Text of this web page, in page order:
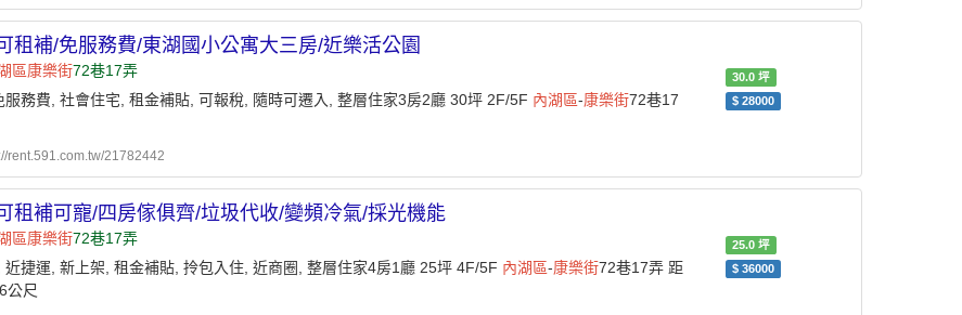
租補/免服務費/東湖國小公寓大三房/近樂活公園
30.0坪
$ 28000
區康樂街72巷17弄
服務費, 社會住宅, 租金補貼, 可報稅, 隨時可遷入, 整層住家3房2廳 30坪 2F/5F 內湖區-康樂街72巷17
rent.591.com.tw/21782442
租補可寵/四房傢俱齊/垃圾代收/變頻冷氣/採光機能
25.0坪
$ 36000
區康樂街72巷17弄
近捷運, 新上架, 租金補貼, 拎包入住, 近商圈, 整層住家4房1廳 25坪 4F/5F 內湖區-康樂街72巷17弄 距
公尺